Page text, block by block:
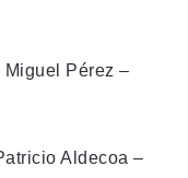
Pérez –
Aldecoa –